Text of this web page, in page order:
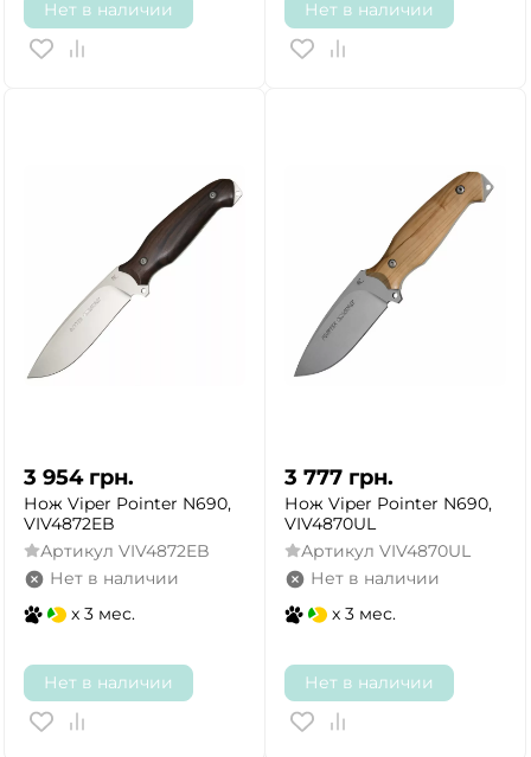
Нет в наличии Нет в наличии
3 954 грн.
Нож Viper Pointer N690,
VIV4872EB
Артикул VIV4872EB
Нет в наличии
x 3 мес.
Нет в наличии
3 777 грн.
Нож Viper Pointer N690,
VIV4870UL
Артикул VIV4870UL
Нет в наличии
x 3 мес.
Нет в наличии